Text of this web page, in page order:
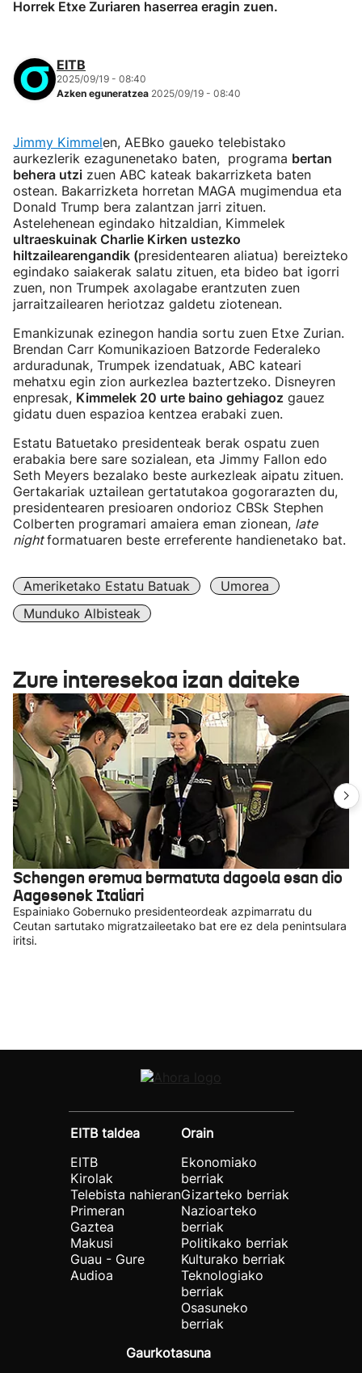
Horrek Etxe Zuriaren haserrea eragin zuen.
EITB
2025/09/19 - 08:40
Azken eguneratzea 2025/09/19 - 08:40
Jimmy Kimmelen, AEBko gaueko telebistako
aurkezlerik ezagunenetako baten, programa bertan
behera utzi zuen ABC kateak bakarrizketa baten
ostean. Bakarrizketa horretan MAGA mugimendua eta
Donald Trump bera zalantzan jarri zituen.
Astelehenean egindako hitzaldian, Kimmelek
ultraeskuinak Charlie Kirken ustezko
hiltzailearengandik (presidentearen aliatua) bereizteko
egindako saiakerak salatu zituen, eta bideo bat igorri
zuen, non Trumpek axolagabe erantzuten zuen
jarraitzailearen heriotzaz galdetu ziotenean.
Emankizunak ezinegon handia sortu zuen Etxe Zurian.
Brendan Carr Komunikazioen Batzorde Federaleko
arduradunak, Trumpek izendatuak, ABC kateari
mehatxu egin zion aurkezlea baztertzeko. Disneyren
enpresak, Kimmelek 20 urte baino gehiagoz gauez
gidatu duen espazioa kentzea erabaki zuen.
Estatu Batuetako presidenteak berak ospatu zuen
erabakia bere sare sozialean, eta Jimmy Fallon edo
Seth Meyers bezalako beste aurkezleak aipatu zituen.
Gertakariak uztailean gertatutakoa gogorarazten du,
presidentearen presioaren ondorioz CBSk Stephen
Colberten programari amaiera eman zionean, late
nightformatuaren beste erreferente handienetako bat.
Ameriketako Estatu Batuak
Umorea
Munduko Albisteak
Zure interesekoa izan daiteke
Schengen eremua bermatuta dagoela esan dio
Aagesenek Italiari
Espainiako Gobernuko presidenteordeak azpimarratu du
Ceutan sartutako migratzaileetako bat ere ez dela penintsulara
iritsi.
EITB taldea
EITB
Kirolak
Telebista nahieran
Primeran
Gaztea
Makusi
Guau - Gure
Audioa
Orain
Ekonomiako
berriak
Gizarteko berriak
Nazioarteko
berriak
Politikako berriak
Kulturako berriak
Teknologiako
berriak
Osasuneko
berriak
Gaurkotasuna